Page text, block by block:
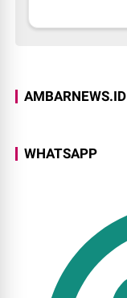
AMBARNEWS.ID
WHATSAPP